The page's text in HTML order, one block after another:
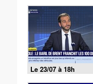
Le 23/07 à 18h